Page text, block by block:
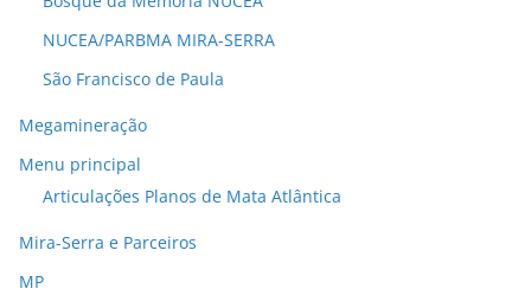
NUCEA/PARBMA MIRA-SERRA
São Francisco de Paula
Megamineração
Menu principal
Articulações Planos de Mata Atlântica
Mira-Serra e Parceiros
MP